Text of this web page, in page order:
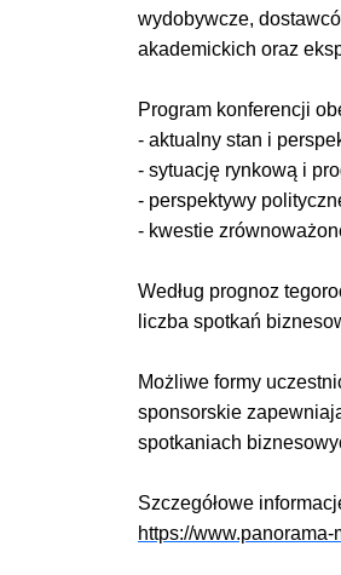
wydobywcze,
akademickich oraz
Program konferencji
- aktualny stan i
- sytuację rynkową i
- perspektywy
- kwestie
Według prognoz
liczba spotkań
Możliwe formy
sponsorskie
spotkaniach
Szczegółowe
https://